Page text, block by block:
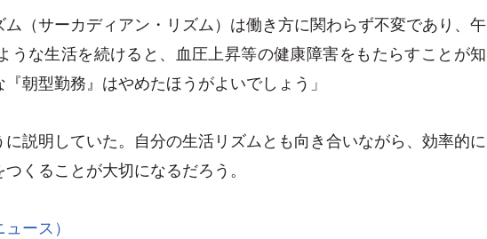
ム（サーカディアン・リズム）は働き方に関わらず不変であり、午
うな生活を続けると、血圧上昇等の健康障害をもたらすことが知
朝型勤務』はやめたほうがよいでしょう」
説明していた。自分の生活リズムとも向き合いながら、効率的に
くることが大切になるだろう。
ース）